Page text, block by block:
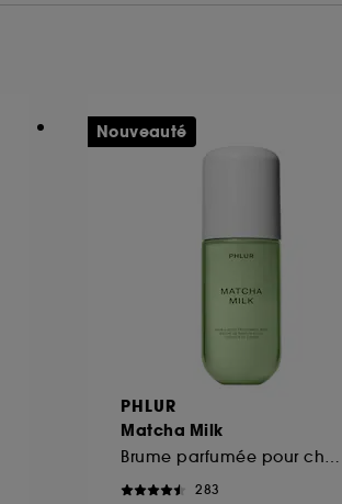
PHLUR
Matcha Milk
283
Nouveauté